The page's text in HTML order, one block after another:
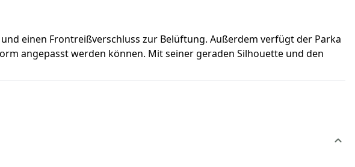
einen Frontreißverschluss zur Belüftung. Außerdem verfügt der Parka
angepasst werden können. Mit seiner geraden Silhouette und den